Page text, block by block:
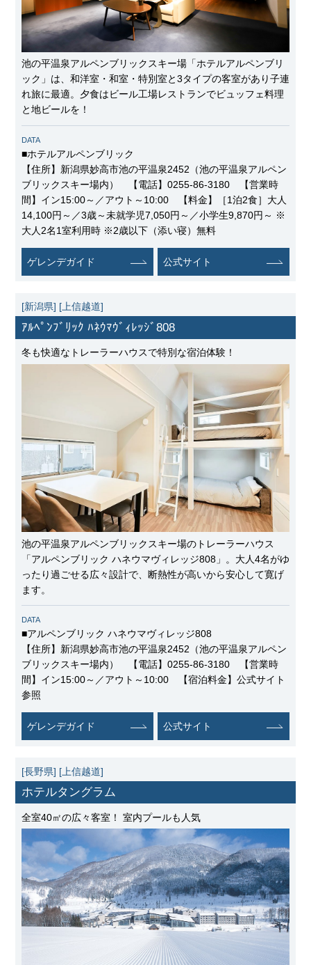
池の平温泉アルペンブリックスキー場「ホテルアルペンブリ
ック」は、和洋室・​和室・特別室と3タイプの客室があり子連
れ旅に最適。夕食はビール工場レストランでビュッフェ料理
と地ビールを！
DATA
■ホテルアルペンブリック
【住所】新潟県妙高市池の平温泉2452（池の平温泉アルペン
ブリックスキー場内） 【電話】0255-86-3180 【営業時
間】イン15:00～／アウト～10:00 【料金】［1泊2食］大人
14,100円～／3歳～未就学児7,050円～／小学生9,870円～ ※
大人2名1室利用時 ※2歳以下（添い寝）無料
ゲレンデガイド 公式サイト
[新潟県] [上信越道]
ｱﾙﾍﾟﾝﾌﾞﾘｯｸ ﾊﾈｳﾏｳﾞｨﾚｯｼﾞ808
冬も快適なトレーラーハウスで特別な宿泊体験！
池の平温泉アルペンブリックスキー場のトレーラーハウス
「アルペンブリック ハネウマヴィレッジ808」。大人4名がゆ
ったり過ごせる広々設計で、断熱性が高いから安心して寛げ
ます。
DATA
■アルペンブリック ハネウマヴィレッジ808
【住所】新潟県妙高市池の平温泉2452（池の平温泉アルペン
ブリックスキー場内） 【電話】0255-86-3180 【営業時
間】イン15:00～／アウト～10:00 【宿泊料金】公式サイト
参照
ゲレンデガイド 公式サイト
[長野県] [上信越道]
ホテルタングラム
全室40㎡の広々客室！ 室内プールも人気